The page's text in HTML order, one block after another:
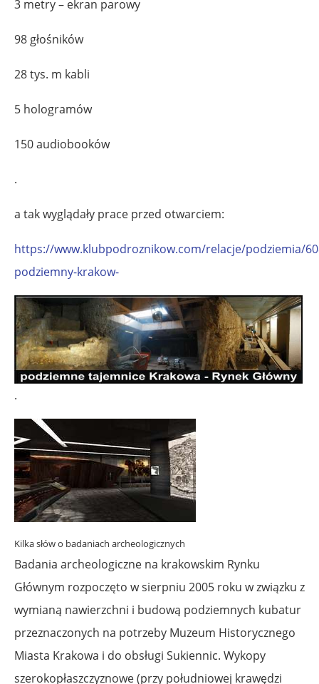
3 metry – ekran parowy
98 głośników
28 tys. m kabli
5 hologramów
150 audiobooków
.
a tak wyglądały prace przed otwarciem:
https://www.klubpodroznikow.com/relacje/podziemia/
podziemny-krakow-
.
Kilka słów o badaniach archeologicznych
Badania archeologiczne na krakowskim Rynku
Głównym rozpoczęto w sierpniu 2005 roku w związku z
wymianą nawierzchni i budową podziemnych kubatur
przeznaczonych na potrzeby Muzeum Historycznego
Miasta Krakowa i do obsługi Sukiennic. Wykopy
szerokopłaszczyznowe (przy południowej krawędzi